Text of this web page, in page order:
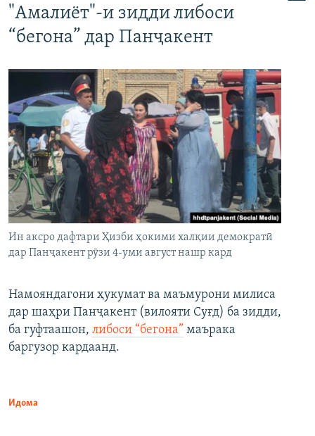
"Амалиёт"-и зидди либоси
“бегона” дар Панҷакент
Ин аксро дафтари Ҳизби ҳокими халқии демократӣ
дар Панҷакент рӯзи 4-уми август нашр кард
Намояндагони ҳукумат ва маъмурони милиса
дар шаҳри Панҷакент (вилояти Суғд) ба зидди,
ба гуфтаашон, либоси “бегона” маърака
баргузор кардаанд.
Идома